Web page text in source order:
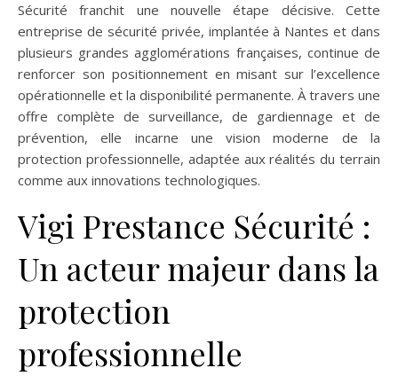
Sécurité franchit une nouvelle étape décisive. Cette
entreprise de sécurité privée, implantée à Nantes et dans
plusieurs grandes agglomérations françaises, continue de
renforcer son positionnement en misant sur l’excellence
opérationnelle et la disponibilité permanente. À travers une
offre complète de surveillance, de gardiennage et de
prévention, elle incarne une vision moderne de la
protection professionnelle, adaptée aux réalités du terrain
comme aux innovations technologiques.
Vigi Prestance Sécurité :
Un acteur majeur dans la
protection
professionnelle